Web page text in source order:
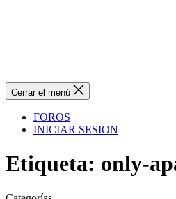
Cerrar el menú
FOROS
INICIAR SESION
Etiqueta: only-